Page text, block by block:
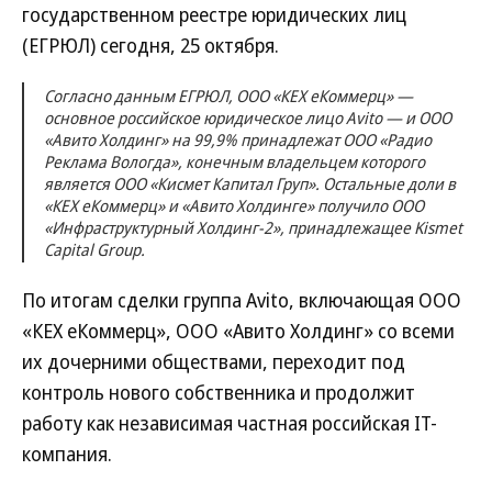
государственном реестре юридических лиц
(ЕГРЮЛ) сегодня, 25 октября.
Согласно данным ЕГРЮЛ, ООО «КЕХ еКоммерц» —
основное российское юридическое лицо Avito — и ООО
«Авито Холдинг» на 99,9% принадлежат ООО «Радио
Реклама Вологда», конечным владельцем которого
является ООО «Кисмет Капитал Груп». Остальные доли в
«КЕХ еКоммерц» и «Авито Холдинге» получило ООО
«Инфраструктурный Холдинг-2», принадлежащее Kismet
Capital Group.
По итогам сделки группа Avito, включающая ООО
«КЕХ еКоммерц», ООО «Авито Холдинг» со всеми
их дочерними обществами, переходит под
контроль нового собственника и продолжит
работу как независимая частная российская IT-
компания.